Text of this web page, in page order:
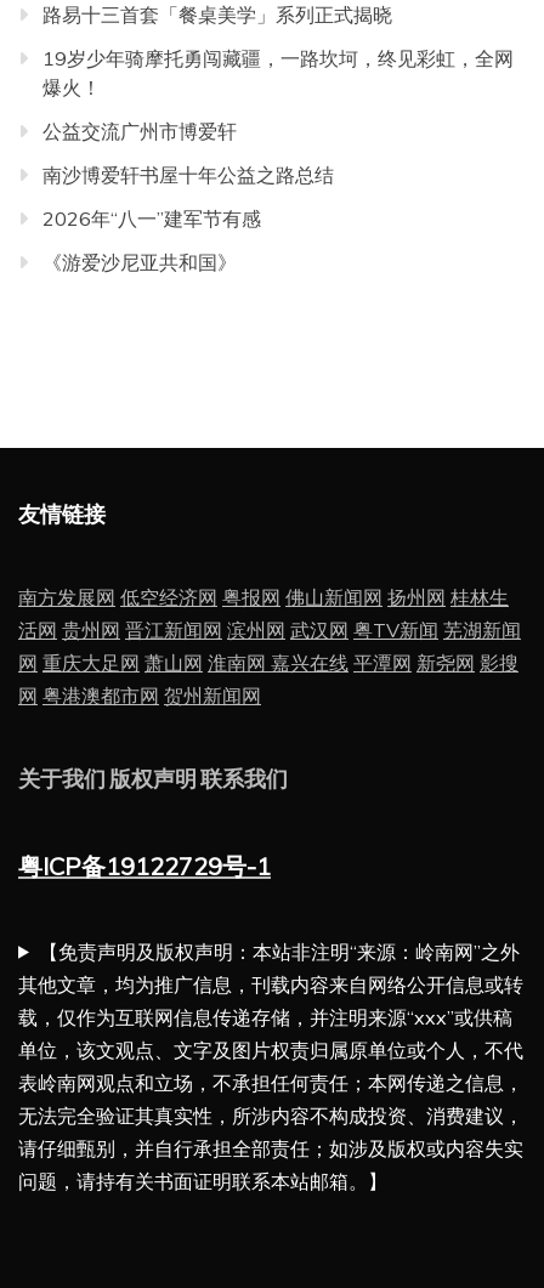
路易十三首套「餐桌美学」系列正式揭晓
19岁少年骑摩托勇闯藏疆，一路坎坷，终见彩虹，全网
爆火！
公益交流广州市博爱轩
南沙博爱轩书屋十年公益之路总结
2026年“八一”建军节有感
《游爱沙尼亚共和国》
友情链接
南方发展网 低空经济网 粤报网 佛山新闻网 扬州网 桂林生
活网 贵州网 晋江新闻网 滨州网 武汉网 粤TV新闻 芜湖新闻
网 重庆大足网 萧山网 淮南网 嘉兴在线 平潭网 新尧网 影搜
网 粤港澳都市网 贺州新闻网
关于我们 版权声明 联系我们
粤ICP备19122729号-1
【免责声明及版权声明：本站非注明“来源：岭南网”之外
其他文章，均为推广信息，刊载内容来自网络公开信息或转
载，仅作为互联网信息传递存储，并注明来源“xxx”或供稿
单位，该文观点、文字及图片权责归属原单位或个人，不代
表岭南网观点和立场，不承担任何责任；本网传递之信息，
无法完全验证其真实性，所涉内容不构成投资、消费建议，
请仔细甄别，并自行承担全部责任；如涉及版权或内容失实
问题，请持有关书面证明联系本站邮箱。】